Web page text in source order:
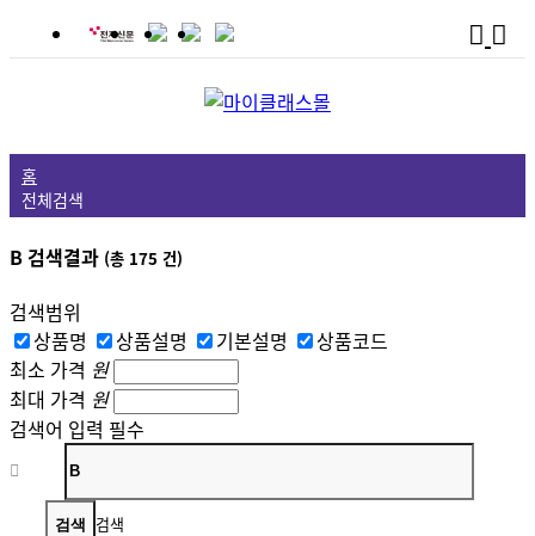
인
공지 [이벤트] 마이클래스몰 구매
홈
전체검색
B 검색결과 (총 175 건)
검색범위
상품명
상품설명 기본설명
상품코드
최소 가격 원
최대 가격 원
검색어 입력 필수
검색